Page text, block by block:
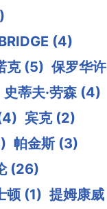
(4)
克 (5) 保罗华许
史蒂夫·劳森 (4)
宾克 (2)
帕金斯 (3)
(26)
顿 (1) 提姆康威